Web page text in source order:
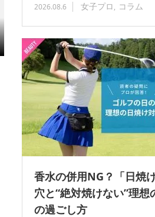
2026.08.6 女子プロ コラム
香水の併用NG？「日焼
穴と“絶対焼けない”理想
の過ごし方